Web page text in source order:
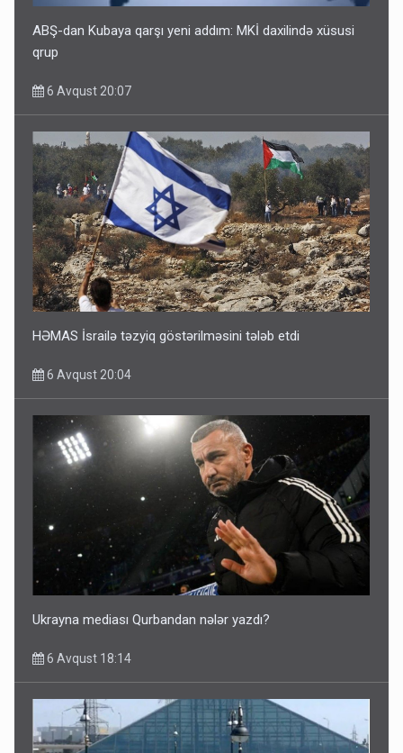
ABŞ-dan Kubaya qarşı yeni addım: MKİ daxilində xüsusi
qrup
6 Avqust 20:07
HƏMAS İsrailə təzyiq göstərilməsini tələb etdi
6 Avqust 20:04
Ukrayna mediası Qurbandan nələr yazdı?
6 Avqust 18:14